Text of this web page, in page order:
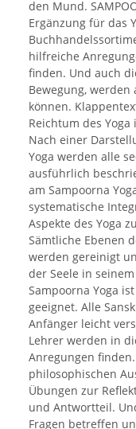
den Mund.
Ergänzung für das
hilfreiche
finden. Und auch
Bewegung, werden
können.
Reichtum des
Nach einer
Yoga werden alle
ausführlich
am Sampoorna
systematische
Aspekte des Yoga
Sämtliche Ebenen
werden gereinigt
der Seele in
Sampoorna Yoga
geeignet. Alle
Anfänger leicht
Lehrer werden in
Anregungen
philosophischen
Übungen zur
und Antwortteil.
Fragen betreffen